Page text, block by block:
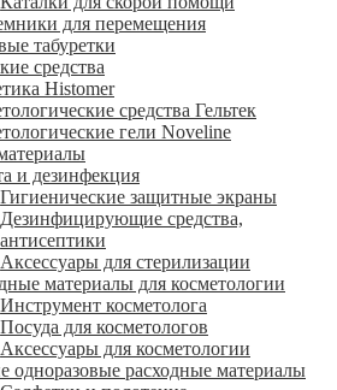
для перемещения
табуретки
средства
Histomer
средства Гельтек
гели Noveline
и дезинфекция
Гигиенические защитные экраны
Дезинфицирующие средства,
антисептики
Аксессуары для стерилизации
материалы для косметологии
Инструмент косметолога
Посуда для косметологов
Аксессуары для косметологии
одноразовые расходные материалы